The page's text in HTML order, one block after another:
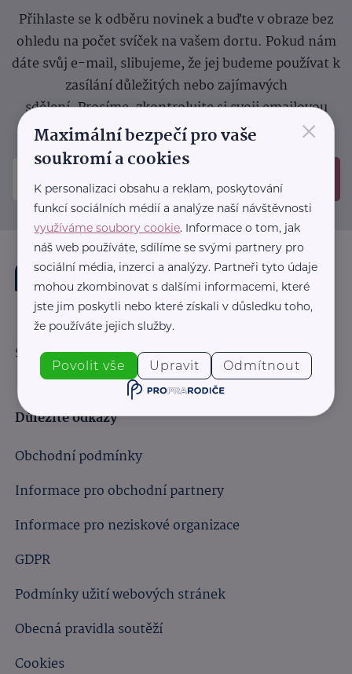
Přihlaste se k odběru novinek a buďte v obraze bez
ohledu na počet svíček na vašem dortu. Pokud nám
dáte svůj e-mail, slibujeme, že jej budeme používat k
zasílání důležitých nebo zajímavých
sdělení.Prosíme, zkontrolujte si svoji emailovou
schránku, kam jsme poslali potvrzovací e-mail.
Sledujte nás:
Důležité odkazy
Obchodní podmínky
Informace pro obchodní partnery
Informace pro neziskové organizace
GDPR
Podmínky užití webových stránek
Obecná pravidla soutěží
Cookies
×
Maximální bezpečí pro vaše
soukromí a cookies
K personalizaci obsahu a reklam, poskytování
funkcí sociálních médií a analýze naší návštěvnosti
využíváme soubory cookie. Informace o tom, jak
náš web používáte, sdílíme se svými partnery pro
sociální média, inzerci a analýzy. Partneři tyto údaje
mohou zkombinovat s dalšími informacemi, které
jste jim poskytli nebo které získali v důsledku toho,
že používáte jejich služby.
Povolit vše Upravit Odmítnout